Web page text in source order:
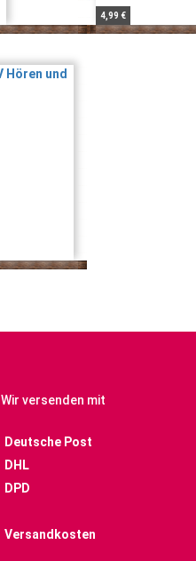
4,99 €
Wir versenden mit
Deutsche Post
DHL
DPD
Versandkosten